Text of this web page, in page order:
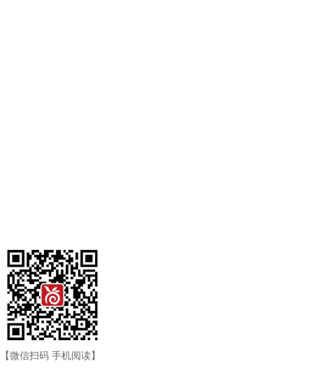
【微信扫码 手机阅读】